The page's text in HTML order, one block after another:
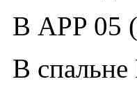
В APP 05
В